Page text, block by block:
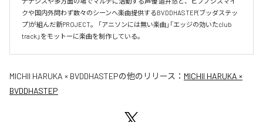
クや国内外問わず数々のシーンへ楽曲提供するBVDDHASTEP(ブッダステッ
プ)が組んだ新PROJECT。 「アニソンには無い楽曲」「エッジの効いたclub
track」をモットーに楽曲を制作している。
MICHII HARUKA × BVDDHASTEPの他のリリース： MICHII HARUKA ×
BVDDHASTEP